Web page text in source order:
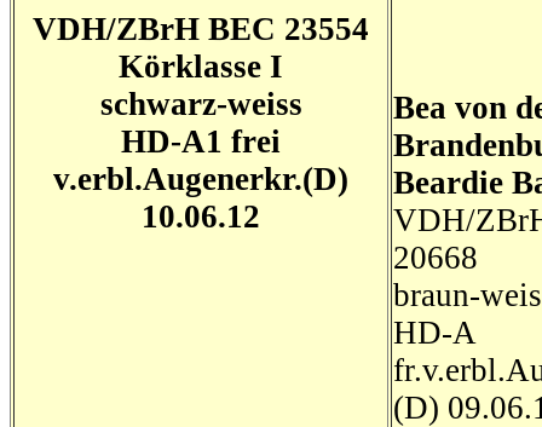
VDH/ZBrH BEC 23554
Körklasse I
schwarz-weiss
HD-A1 frei
v.erbl.Augenerkr.(D)
10.06.12
Bea von
Beardie
VDH/
20668
braun-
HD-A
(D)